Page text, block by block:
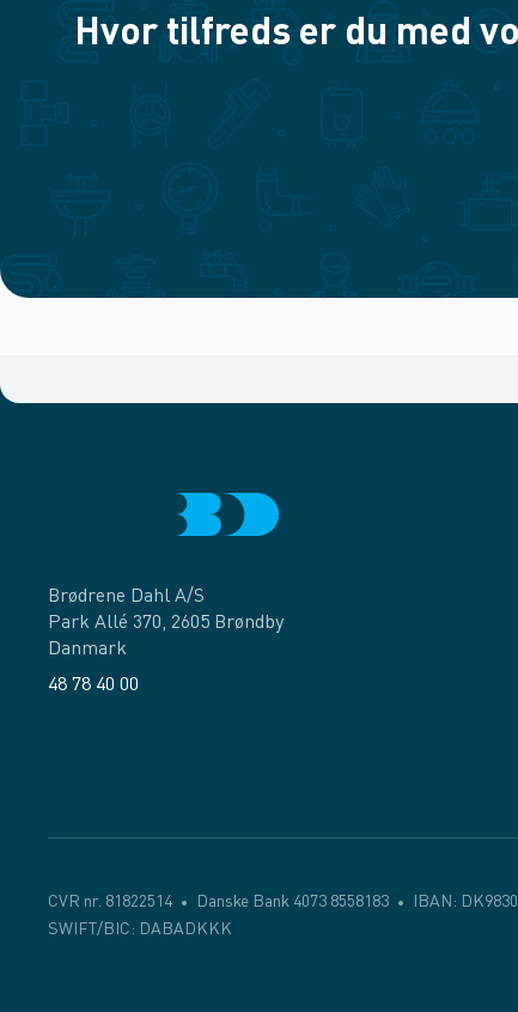
Hvor tilfreds er du med
Brødrene Dahl A/S
Park Allé 370, 2605 Brøndby
Danmark
48 78 40 00
CVR nr. 81822514 Danske Bank 4073 8558183
IBAN:
SWIFT/BIC: DABADKKK